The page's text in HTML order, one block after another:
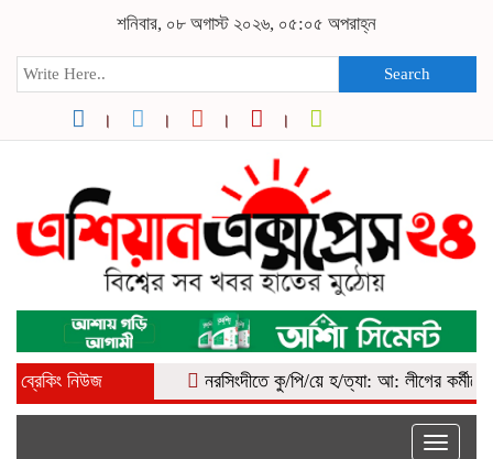
শনিবার, ০৮ অগাস্ট ২০২৬, ০৫:০৫ অপরাহ্ন
Search
ব্রেকিং নিউজ নরসিংদীতে কু/পি/য়ে হ/ত্যা: আ: লীগের কর্মীকে
Toggle